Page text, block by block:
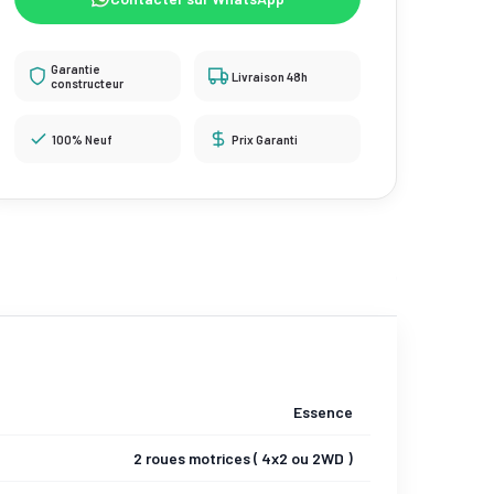
Garantie
constructeur
Livraison 48h
100% Neuf Prix Garanti
Essence
2 roues motrices ( 4x2 ou 2WD )